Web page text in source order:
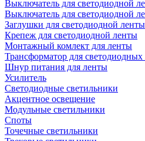
Выключатель для светодиодной
Выключатель для светодиодной
Заглушки для светодиодной ленты
Крепеж для светодиодной ленты
Монтажный комлект для ленты
Трансформатор для светодиодных
Шнур питания для ленты
Усилитель
Светодиодные светильники
Акцентное освещение
Модульные светильники
Споты
Точечные светильники